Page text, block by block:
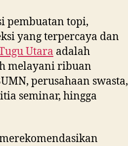
pembuatan topi,
yang terpercaya dan
Utara adalah
melayani ribuan
perusahaan swasta,
seminar, hingga